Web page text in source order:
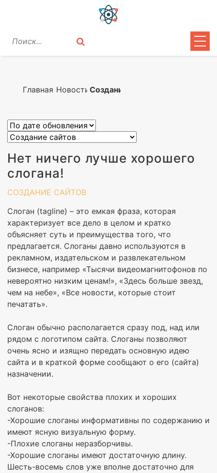
ЛИРИКА
ВОЙТИ
Главная Новости Создание сайтов
Нет ничего лучше хорошего
слогана!
СОЗДАНИЕ САЙТОВ
Слоган (tagline) – это емкая фраза, которая
характеризует все дело в целом и кратко
объясняет суть и преимущества того, что
предлагается. Слоганы давно используются в
рекламном, издательском и развлекательном
бизнесе, например «Тысячи видеомагнитофонов по
невероятно низким ценам!», «Здесь больше звезд,
чем на небе», «Все новости, которые стоит
печатать».
Слоган обычно располагается сразу под, над или
рядом с логотипом сайта. Слоганы позволяют
очень ясно и изящно передать основную идею
сайта и в краткой форме сообщают о его (сайта)
назначении.
Вот некоторые свойства плохих и хороших
слоганов:
-Хорошие слоганы информативны по содержанию и
имеют ясную визуальную форму.
-Плохие слоганы неразборчивы.
-Хорошие слоганы имеют достаточную длину.
Шесть-восемь слов уже вполне достаточно для